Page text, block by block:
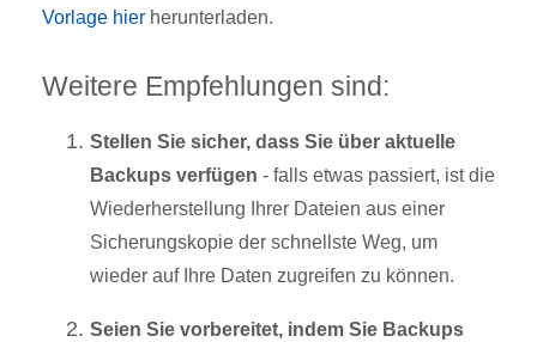
Vorlage hier herunterladen.
Weitere Empfehlungen sind:
Stellen Sie sicher, dass Sie über aktuelle
Backups verfügen - falls etwas passiert, ist die
Wiederherstellung Ihrer Dateien aus einer
Sicherungskopie der schnellste Weg, um
wieder auf Ihre Daten zugreifen zu können.
Seien Sie vorbereitet, indem Sie Backups